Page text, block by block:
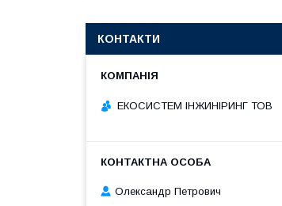
КОНТАКТИ
ЕКОСИСТЕМ ІНЖИНІРИНГ ТОВ
Олександр Петрович